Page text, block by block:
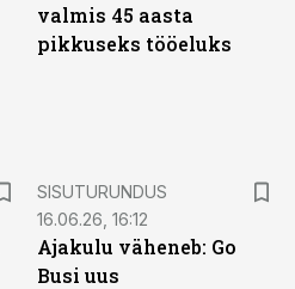
valmis 45 aasta
pikkuseks tööeluks
SISUTURUNDUS
16.06.26, 16:12
Ajakulu väheneb: Go
Busi uus